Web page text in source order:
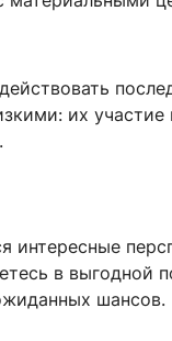
их участие
интересные
в выгодной
шансов.